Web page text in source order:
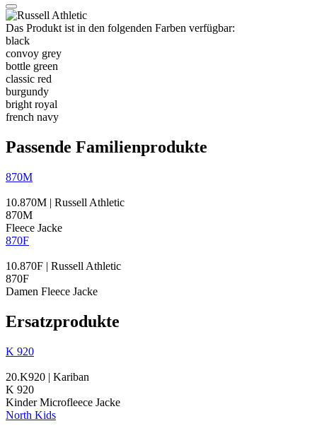
Das Produkt ist in den folgenden Farben verfügbar:
black
convoy grey
bottle green
classic red
burgundy
bright royal
french navy
Passende Familienprodukte
870M
10.870M | Russell Athletic
870M
Fleece Jacke
870F
10.870F | Russell Athletic
870F
Damen Fleece Jacke
Ersatzprodukte
K 920
20.K920 | Kariban
K 920
KinderMicrofleece Jacke
North Kids